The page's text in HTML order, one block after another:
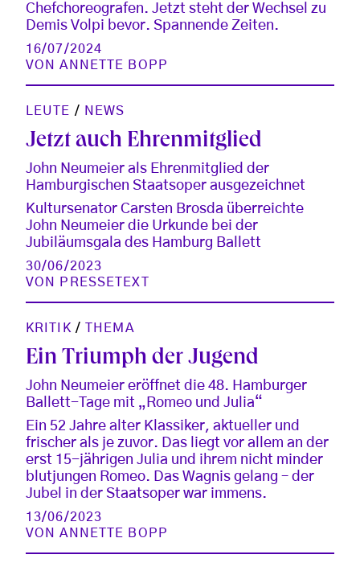
Chefchoreografen. Jetzt steht der Wechsel zu
Demis Volpi bevor. Spannende Zeiten.
16/07/2024
VONANNETTE BOPP
LEUTE / NEWS
Jetzt auch Ehrenmitglied
John Neumeier als Ehrenmitglied der
Hamburgischen Staatsoper ausgezeichnet
Kultursenator Carsten Brosda überreichte
John Neumeier die Urkunde bei der
Jubiläumsgala des Hamburg Ballett
30/06/2023
VON
PRESSETEXT
KRITIK / THEMA
Ein Triumph der Jugend
John Neumeier eröffnet die 48. Hamburger
Ballett-Tage mit „Romeo und Julia“
Ein 52 Jahre alter Klassiker, aktueller und
frischer als je zuvor. Das liegt vor allem an der
erst 15-jährigen Julia und ihrem nicht minder
blutjungen Romeo. Das Wagnis gelang – der
Jubel in der Staatsoper war immens.
13/06/2023
VONANNETTE BOPP